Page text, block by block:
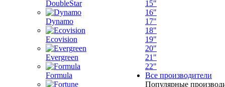
DoubleStar
Dynamo
Ecovision
Evergreen
Formula
15"
16"
17"
18"
19"
20"
21"
22"
Все производители
Популярные